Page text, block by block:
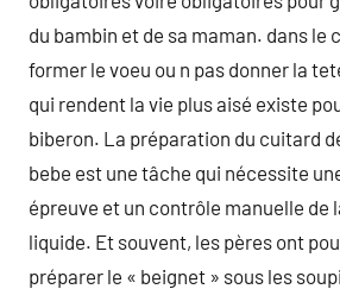
du bambin et de sa maman. dans le
former le voeu ou n pas donner la
qui rendent la vie plus aisé existe
biberon. La préparation du cuitard
bebe est une tâche qui nécessite
épreuve et un contrôle manuelle de
liquide. Et souvent, les pères ont
préparer le « beignet » sous les